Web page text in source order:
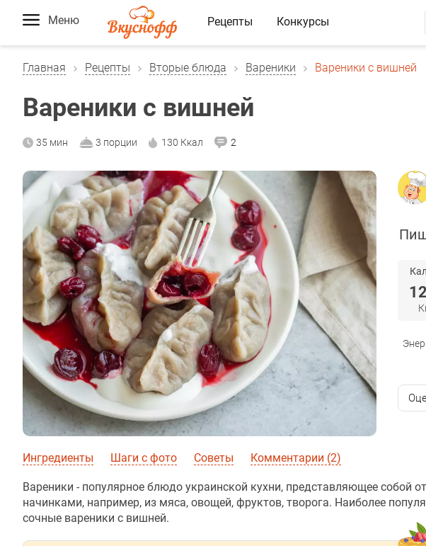
Меню Рецепты Конкурсы
Главная Рецепты Вторые блюда Вареники Вареники с вишней
Вареники с вишней
35 мин 3 порции 130 Ккал 2
Ингредиенты Шаги с фото Советы Комментарии (2)
Вареники - популярное блюдо украинской кухни, представляющее собой
начинками, например, из мяса, овощей, фруктов, творога. Наиболее
сочные вареники с вишней.